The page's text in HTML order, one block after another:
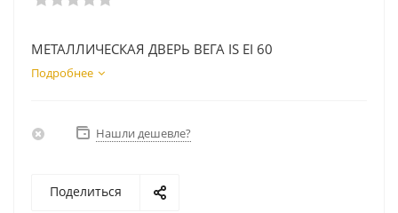
МЕТАЛЛИЧЕСКАЯ ДВЕРЬ ВЕГА IS EI 60
Подробнее
Нашли дешевле?
Поделиться